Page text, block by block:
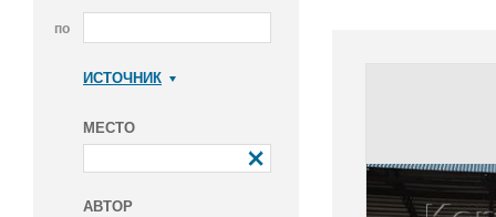
по
ИСТОЧНИК
МЕСТО
АВТОР